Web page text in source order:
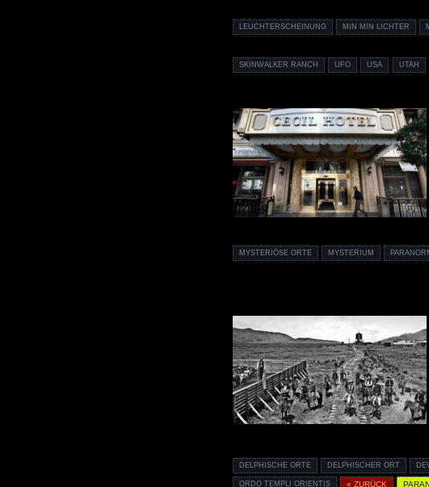
LEUCHTERSCHEINUNG MIN MIN LICHTER
SKINWALKER RANCH UFO USA UTAH
MYSTERIÖSE ORTE MYSTERIUM
DELPHISCHE ORTE DELPHISCHER ORT
ORDO TEMPLI ORIENTIS « ZURÜCK